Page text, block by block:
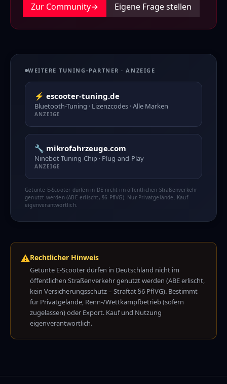
Zur Community→ Eigene Frage stellen
WEITERE TUNING-PARTNER · ANZEIGE
⚡ escooter-tuning.de
Bluetooth-Tuning · Lizenzcodes · Alle Marken
ANZEIGE
🔧 mikrofahrzeuge.com
Ninebot Tuning-Chip · Plug-and-Play
ANZEIGE
Getunte E-Scooter dürfen in DE nicht im öffentlichen Straßenverkehr
genutzt werden (ABE erlischt, §6 PflVG). Nur Privatgelände. Kauf
eigenverantwortlich.
⚠️Rechtlicher Hinweis
Getunte E-Scooter dürfen in Deutschland nicht im
öffentlichen Straßenverkehr genutzt werden (ABE erlischt,
kein Versicherungsschutz – Straftat §6 PflVG). Bestimmt
für Privatgelände, Renn-/Wettkampfbetrieb (sofern
zugelassen) oder Export. Kauf und Nutzung
eigenverantwortlich.